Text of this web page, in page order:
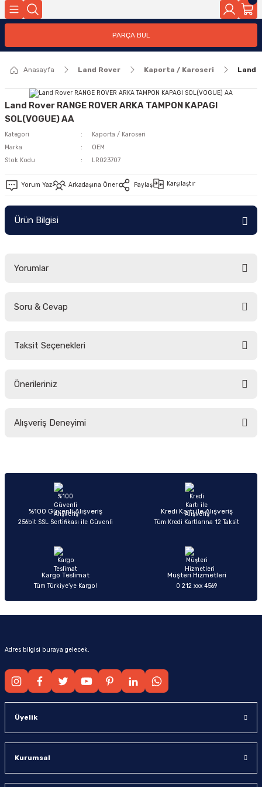
PARÇA BUL
Anasayfa Land Rover Kaporta / Karoseri Land
Land Rover RANGE ROVER ARKA TAMPON KAPAGI
SOL(VOGUE) AA
Kategori
Kaporta / Karoseri
Marka
OEM
Stok Kodu
LR023707
Yorum Yaz Arkadaşına Öner Paylaş Karşılaştır
Ürün Bilgisi
Yorumlar
Soru & Cevap
Taksit Seçenekleri
Önerileriniz
yetersiz gördüğünüz noktaları öneri formunu kullanarak tarafımıza
Ürün açıklamasında eksik bilgiler bulunuyor.
Ürün bilgilerinde hatalar bulunuyor.
Ürün fiyatı diğer sitelerden daha pahalı.
Alışveriş Deneyimi
Sitemize ilk yorumu siz yapın!
%100 Güvenli Alışveriş
256bit SSL Sertifikası ile Güvenli
Kredi Kartı ile Alışveriş
Tüm Kredi Kartlarına 12 Taksit
Kargo Teslimat
Tüm Türkiye’ye Kargo!
Müşteri Hizmetleri
0 212 xxx 4569
Adres bilgisi buraya gelecek.
Üyelik
Kurumsal